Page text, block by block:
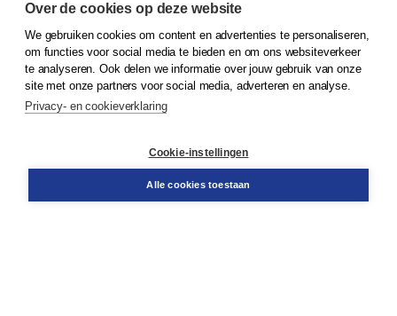
© 2026Koninklijke Boom uitgevers
Klantenservice
Service & informatie
Contact
Over de cookies op deze website
We gebruiken cookies om content en advertenties te personaliseren,
om functies voor social media te bieden en om ons websiteverkeer
te analyseren. Ook delen we informatie over jouw gebruik van onze
site met onze partners voor social media, adverteren en analyse.
Privacy- en cookieverklaring
Cookie-instellingen
Alle cookies toestaan